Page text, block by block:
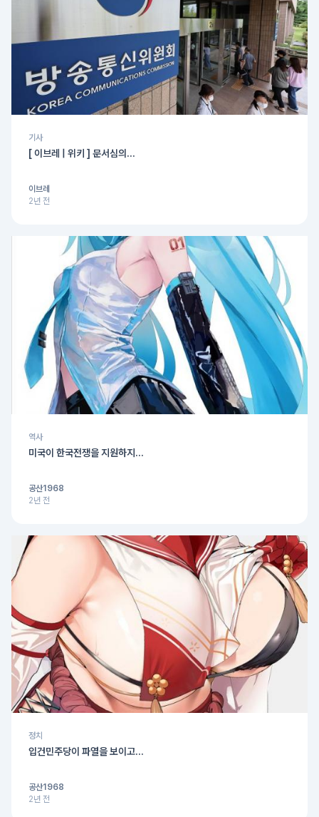
기사
[ 이브레 | 위키 ] 문서심의...
이브레
2년 전
역사
미국이 한국전쟁을 지원하지...
공산1968
2년 전
정치
입건민주당이 파열을 보이고...
공산1968
2년 전